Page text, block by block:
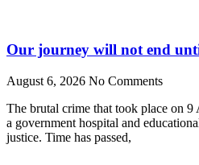
Our journey will not end
August 6, 2026 No Comments
The brutal crime that took place on
a government hospital and
justice. Time has passed,